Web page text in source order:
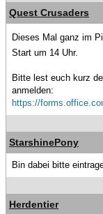
Quest Crusaders
Dieses Mal ganz im
Start um 14 Uhr.
Bitte lest euch kurz
anmelden:
https://
StarshinePony
Bin dabei bitte
Herdentier